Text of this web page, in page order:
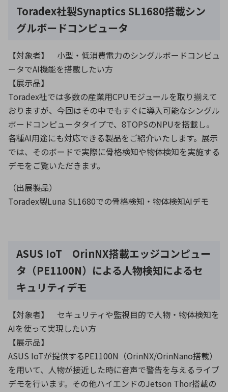
Toradex社製Synaptics SL1680搭載シン
グルボードコンピュータ
【対象者】 小型・低消費電力のシングルボードコンピュ
ータでAI機能を搭載したい方
【展示品】
Toradex社では多数の産業用CPUモジュールを取り揃えて
おりますが、今回はその中でもすぐに導入可能なシングル
ボードコンピュータタイプで、8TOPSのNPUを搭載し。
各種AI用途にも対応できる製品をご紹介いたします。展示
では、そのボードで実際に骨格検知や物体検知を実施する
デモをご覧いただきます。
（出展製品）
Toradex製Luna SL1680での骨格検知・物体検知AIデモ
ASUS IoT OrinNX搭載エッジコンピュー
タ（PE1100N）による人物検知によるセ
キュリティデモ
【対象者】 セキュリティや監視目的で人物・物体検知を
AIを使って実現したい方
【展示品】
ASUS IoTが提供するPE1100N（OrinNX/OrinNano搭載）
を用いて、人物が接近した時に音声で警告を与えるライブ
デモを行います。その他ハイエンドのJetson Thor搭載の